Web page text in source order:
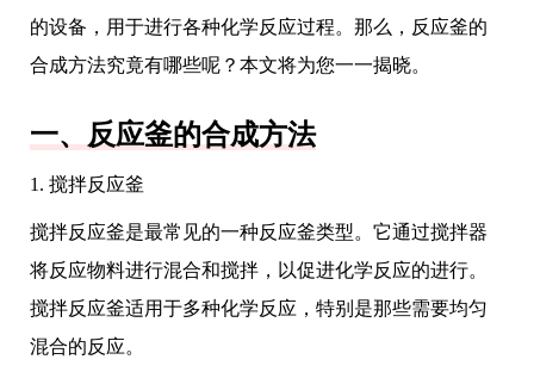
的设备，用于进行各种化学反应过程。那么，反应釜的
合成方法究竟有哪些呢？本文将为您一一揭晓。
一、反应釜的合成方法
1. 搅拌反应釜
搅拌反应釜是最常见的一种反应釜类型。它通过搅拌器
将反应物料进行混合和搅拌，以促进化学反应的进行。
搅拌反应釜适用于多种化学反应，特别是那些需要均匀
混合的反应。